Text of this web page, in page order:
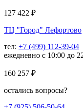
127 422 ₽
ТЦ "Город" Лефортово
тел: +7 (499) 112-39-04
ежедневно с 10:00 до
160 257 ₽
остались вопросы?